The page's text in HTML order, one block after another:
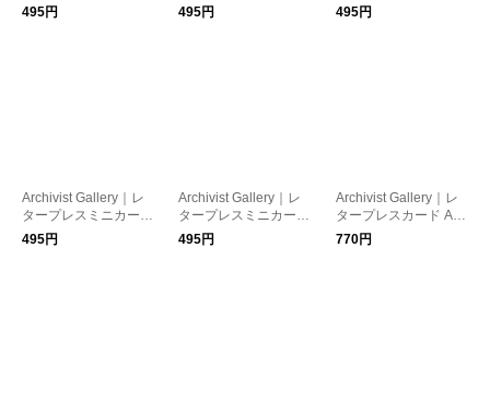
Hare［メール便］
495円
Christmas Presents
［メール便］［クリス
495円
Joy［メール便］［ク
リスマスカード］
495円
Archivist Gallery｜レ
タープレスミニカード
Hello Bird［メール
便］
495円
Archivist Gallery｜レ
タープレスミニカード
Welcome Little One
［メール便］
495円
Archivist Gallery｜レ
タープレスカード Aria
na Tulips［メール
便］
770円